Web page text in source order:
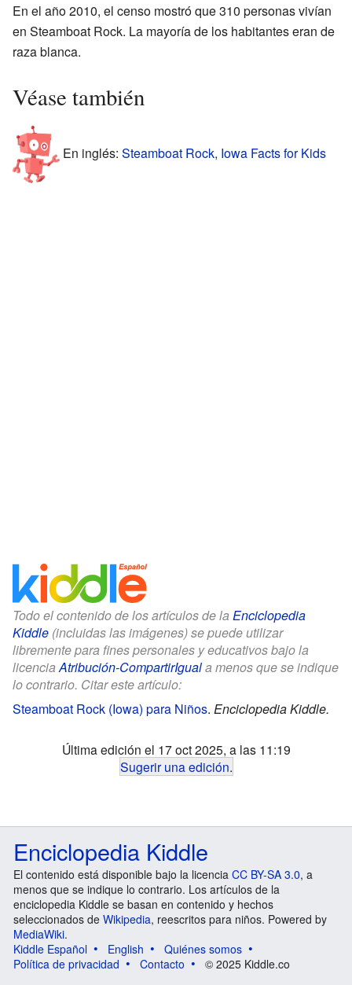
En el año 2010, el censo mostró que 310 personas vivían
en Steamboat Rock. La mayoría de los habitantes eran de
raza blanca.
Véase también
En inglés: Steamboat Rock, Iowa Facts for Kids
Todo el contenido de los artículos de la Enciclopedia
Kiddle (incluidas las imágenes) se puede utilizar
libremente para fines personales y educativos bajo la
licenciaAtribución-CompartirIguala menos que se indique
lo contrario. Citar este artículo:
Steamboat Rock (Iowa) para Niños. Enciclopedia Kiddle.
Última edición el 17 oct 2025, a las 11:19
Sugerir una edición.
Enciclopedia Kiddle
El contenido está disponible bajo la licencia CC BY-SA 3.0, a
menos que se indique lo contrario. Los artículos de la
enciclopedia Kiddle se basan en contenido y hechos
seleccionados de Wikipedia, reescritos para niños. Powered by
MediaWiki.
Kiddle Español
English
Quiénes somos
Política de privacidad
Contacto © 2025 Kiddle.co